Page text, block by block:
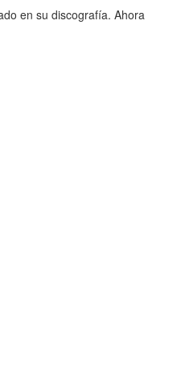
en su discografía. Ahora